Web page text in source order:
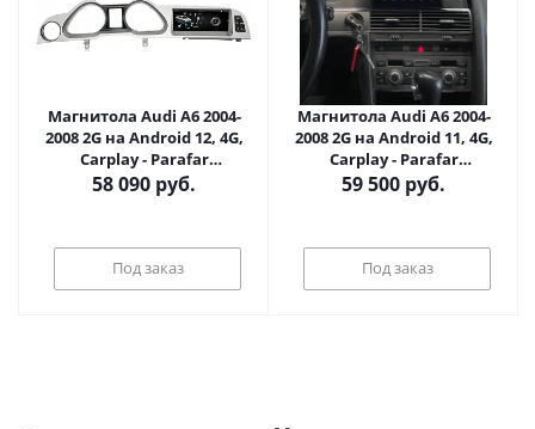
Магнитола Audi A6 2004-
2008 2G на Android 12, 4G,
Carplay - Parafar
PF7942QPD2G
58 090 руб.
Под заказ
Магнитола Audi A6 2004-
2008 2G на Android 11, 4G,
Carplay - Parafar
PF7948QHD2G
59 500 руб.
Под заказ